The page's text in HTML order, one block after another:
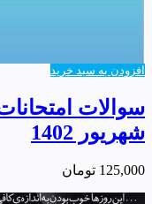
افزودن به سبد خرید
سوالات
شهریور 1402
125,000 تومان